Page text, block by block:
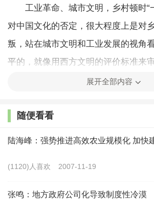
工业革命、城市文明，乡村顿时“
对中国文化的否定，很大程度上是对
叛，站在城市文明和工业发展的视角
平的，就像用西方文明的评价标准来
自然是弊端丛生，行将崩溃，然则中
工业化下的乡村，如苏南、浙北
几近消亡，更有甚者深圳已成为全国
展开全部内容
随便看看
陆海峰：强势推进高效农业规模化 加快
(1120)人喜欢 2007-11-19
张鸣：地方政府公司化导致制度性冷漠